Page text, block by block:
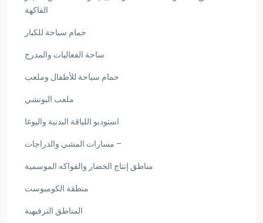
الفاكهة
حمام سباحة للكبار
ساحة الفعاليات والمدرج
حمام سباحة للأطفال وملعب
ملعب البوتشي
استوديو اللياقة البدنية واليوغا
– مسارات المشي والدراجات
مناطق إنتاج الخضار والفواكه الموسمية
منطقة الكومبوست
المناطق الترفيهية